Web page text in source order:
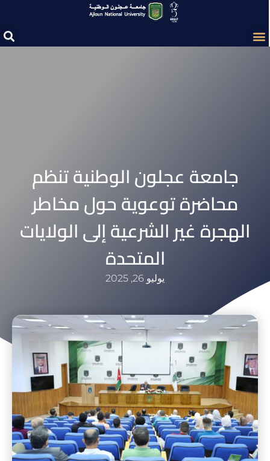
جامعة عجلون الوطنية تنظم
محاضرة توعوية حول مخاطر
الهجرة غير الشرعية إلى الولايات
المتحدة
يوليو 26, 2025